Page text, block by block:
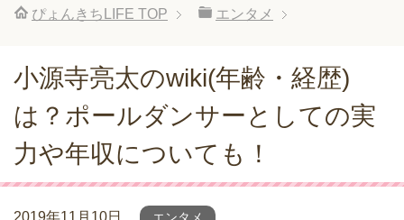
ぴょんきちLIFE TOP エンタメ
小源寺亮太のwiki(年齢・経歴)
は？ポールダンサーとしての実
力や年収についても！
2019年11月10日